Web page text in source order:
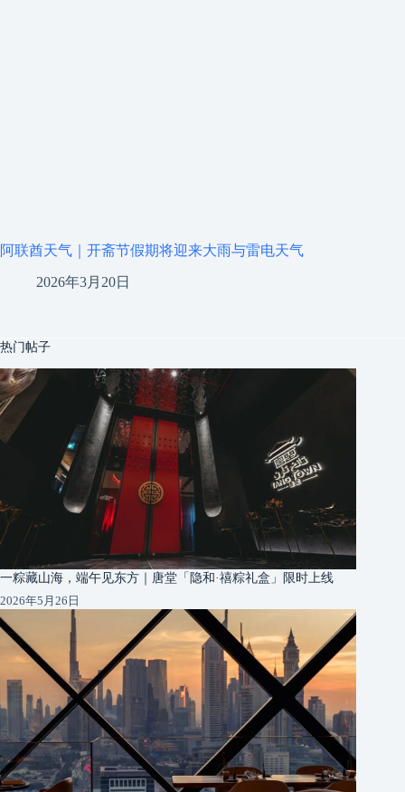
阿联酋天气｜开斋节假期将迎来大雨与雷电天气
2026年3月20日
热门帖子
一粽藏山海，端午见东方｜唐堂「隐和·禧粽礼盒」限时上线
2026年5月26日